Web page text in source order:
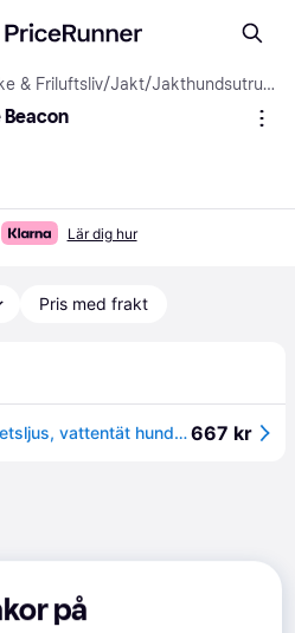
& Friluftsliv/Jakt/ Jakthundsutrustning
Beacon
Lär dig hur
Pris med frakt
RUFFWEAR Beacon säkerhetsljus, vattentät hundhalsbandsljus, LED husdjur hundhalsband spänne nattlampa, säkerhetsklämma på blinkande hundljus för hundkoppel och selar, uppladdningsbart hundljus, klar667 kr
på